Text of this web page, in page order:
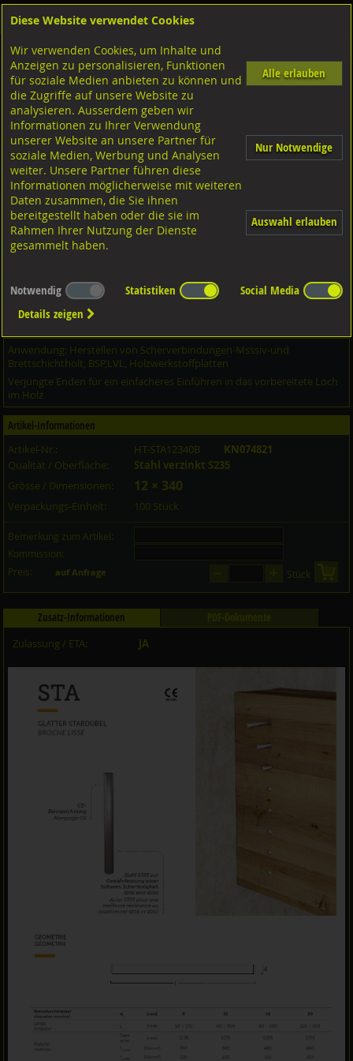
Shop Logistik Lösungen Kundenteile Lager-Logistik
Glatter Stabdübel, DIN1052 Stahl verzinkt S235 12x340
Anwendung: Herstellen von Scherverbindungen-Msssiv-und
Brettschichtholt, BSP,LVL, Holzwerkstoffplatten
Verjüngte Enden für ein einfacheres Einführen in das vorbereitete Loch
im Holz
Artikel-Informationen
Artikel-Nr.:
HT-STA12340B
KN074821
Qualität / Oberfläche:
Stahl verzinkt S235
Grösse / Dimensionen:
12 × 340
Verpackungs-Einheit: 100 Stück
Bemerkung zum Artikel:
Kommission:
Preis:
auf Anfrage Stück
Zusatz-Informationen
Zulassung / ETA:
JA
Diese Website verwendet Cookies
Wir verwenden Cookies, um Inhalte und
Anzeigen zu personalisieren, Funktionen
für soziale Medien anbieten zu können und
die Zugriffe auf unsere Website zu
analysieren. Ausserdem geben wir
Informationen zu Ihrer Verwendung
unserer Website an unsere Partner für
soziale Medien, Werbung und Analysen
weiter. Unsere Partner führen diese
Informationen möglicherweise mit weiteren
Daten zusammen, die Sie ihnen
bereitgestellt haben oder die sie im
Rahmen Ihrer Nutzung der Dienste
gesammelt haben.
Alle erlauben
Nur Notwendige
Auswahl erlauben
Notwendig Statistiken
Social Media
Details zeigen